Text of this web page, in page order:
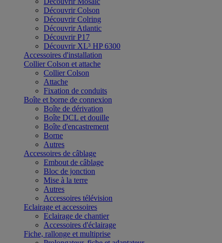
Découvrir Colson
Découvrir Colring
Découvrir Atlantic
Découvrir P17
Découvrir XL³ HP 6300
Accessoires d'installation
Collier Colson et attache
Collier Colson
Attache
Fixation de conduits
Boîte et borne de connexion
Boîte de dérivation
Boîte DCL et douille
Boîte d'encastrement
Borne
Autres
Accessoires de câblage
Embout de câblage
Bloc de jonction
Mise à la terre
Autres
Accessoires télévision
Eclairage et accessoires
Eclairage de chantier
Accessoires d'éclairage
Fiche, rallonge et multiprise